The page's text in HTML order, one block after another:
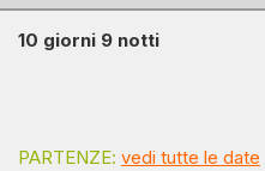
10 giorni 9 notti
PARTENZE: vedi tutte le date